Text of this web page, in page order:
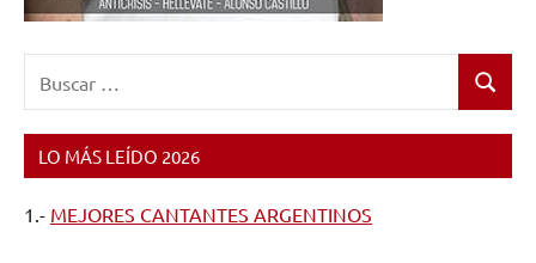
Buscar
LO MÁS LEÍDO 2026
1.- MEJORES CANTANTES ARGENTINOS